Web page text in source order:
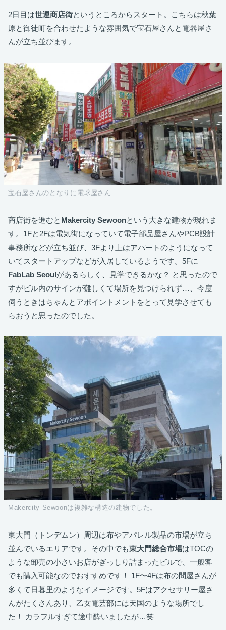
2日目は世運商店街というところからスタート。こちらは秋葉
原と御徒町を合わせたような雰囲気で宝石屋さんと電器屋さ
んが立ち並びます。
宝石屋さんのとなりに電球屋さん
商店街を進むと Makercity Sewoonという大きな建物が現れま
す。1Fと2Fは電気街になっていて電子部品屋さんやPCB設計
事務所などが立ち並び、3Fより上はアパートのようになって
いてスタートアップなどが入居しているようです。5Fに
FabLab Seoulがあるらしく、見学できるかな？ と思ったので
すがビル内のサインが難しくて場所を見つけられず…、今度
伺うときはちゃんとアポイントメントをとって見学させても
らおうと思ったのでした。
Makercity Sewoonは複雑な構造の建物でした。
東大門（トンデムン）周辺は布やアパレル製品の市場が立ち
並んでいるエリアです。その中でも東大門総合市場はTOCの
ような卸売の小さいお店がぎっしり詰まったビルで、一般客
でも購入可能なのでおすすめです！ 1F〜4Fは布の問屋さんが
多くて日暮里のようなイメージです。5Fはアクセサリー屋さ
んがたくさんあり、乙女電芸部には天国のような場所でし
た！ カラフルすぎて途中酔いましたが…笑